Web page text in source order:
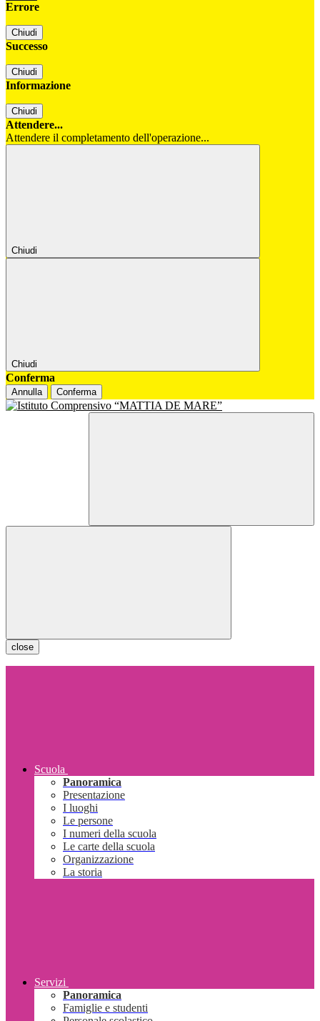
Errore
Chiudi
Successo
Chiudi
Informazione
Chiudi
Attendere...
Attendere il completamento dell'operazione...
Chiudi
Chiudi
Conferma
Annulla Conferma
close
Scuola
Panoramica
Presentazione
I luoghi
Le persone
I numeri della scuola
Le carte della scuola
Organizzazione
La storia
Servizi
Panoramica
Famiglie e studenti